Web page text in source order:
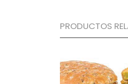
PRODUCTOS